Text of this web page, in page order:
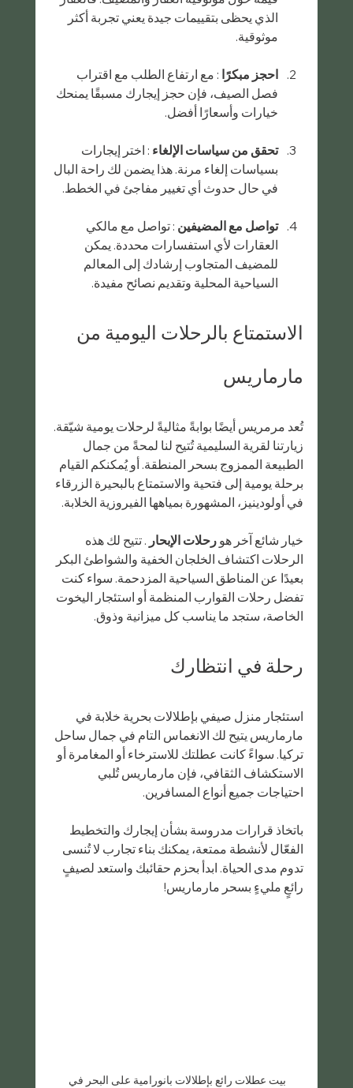
الذي يحظى بتقييمات جيدة يعني تجربة أكثر
موثوقية.
احجز مبكرًا : مع ارتفاع الطلب مع اقتراب
فصل الصيف، فإن حجز إيجارك مسبقًا يمنحك
خيارات وأسعارًا أفضل.
تحقق من سياسات الإلغاء : اختر إيجارات
بسياسات إلغاء مرنة. هذا يضمن لك راحة البال
في حال حدوث أي تغيير مفاجئ في الخطط.
تواصل مع المضيفين : تواصل مع مالكي
العقارات لأي استفسارات محددة. يمكن
للمضيف المتجاوب إرشادك إلى المعالم
السياحية المحلية وتقديم نصائح مفيدة.
الاستمتاع بالرحلات اليومية من
مارماريس
تُعد مرمريس أيضًا بوابةً مثاليةً لرحلات يومية شيّقة.
زيارتنا لقرية السليمية تُتيح لنا لمحةً من جمال
الطبيعة الممزوج بسحر المنطقة. أو يُمكنكم القيام
برحلة يومية إلى فتحية والاستمتاع بالبحيرة الزرقاء
في أولودينيز، المشهورة بمياهها الفيروزية الخلابة.
خيار شائع آخر هو رحلات الإبحار . تتيح لك هذه
الرحلات اكتشاف الخلجان الخفية والشواطئ البكر
بعيدًا عن المناطق السياحية المزدحمة. سواء كنت
تفضل رحلات القوارب المنظمة أو استئجار اليخوت
الخاصة، ستجد ما يناسب كل ميزانية وذوق.
رحلة في انتظارك
استئجار منزل صيفي بإطلالات بحرية خلابة في
مارماريس يتيح لك الانغماس التام في جمال ساحل
تركيا. سواءً كانت عطلتك للاسترخاء أو المغامرة أو
الاستكشاف الثقافي، فإن مارماريس تُلبي
احتياجات جميع أنواع المسافرين.
باتخاذ قرارات مدروسة بشأن إيجارك والتخطيط
الفعّال لأنشطة ممتعة، يمكنك بناء تجارب لا تُنسى
تدوم مدى الحياة. ابدأ بحزم حقائبك واستعد لصيفٍ
رائعٍ مليءٍ بسحر مارماريس!
بيت عطلات رائع بإطلالات بانورامية على البحر في